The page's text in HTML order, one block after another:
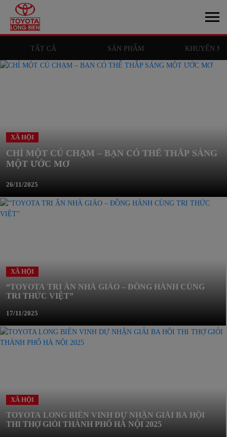
TẤT CẢ SẢN PHẨM KHUYẾN
XÃ HỘI
CHỈ MỘT CÚ CHẠM – BẠN CÓ THỂ THẮP SÁNG
MỘT ƯỚC MƠ
26/11/2025
XÃ HỘI
“TOYOTA TRI ÂN NHÀ GIÁO – ĐỒNG HÀNH CÙNG
TRI THỨC VIỆT”
17/11/2025
XÃ HỘI
TOYOTA LONG BIÊN VINH DỰ NHẬN GIẢI BA HỘI
THI THỢ GIỎI THÀNH PHỐ HÀ NỘI 2025